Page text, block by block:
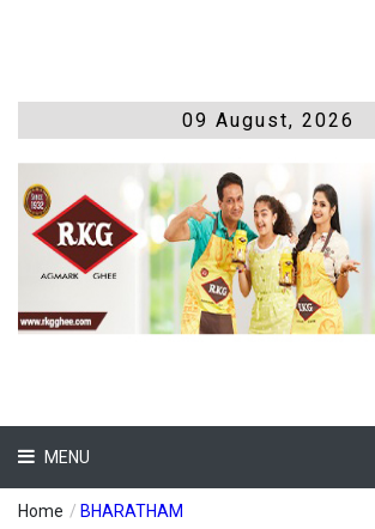
09 August, 2026
MENU
Home / BHARATHAM